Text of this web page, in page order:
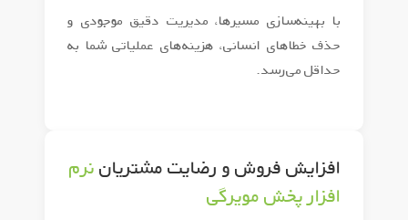
با بهینه‌سازی مسیرها، مدیریت دقیق موجودی و
حذف خطاهای انسانی، هزینه‌های عملیاتی شما به
حداقل می‌رسد.
افزایش فروش و رضایت مشتریاننرم
افزار پخش مویرگی